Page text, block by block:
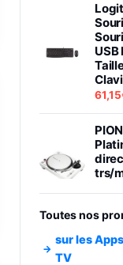
USB
trs/
Toutes nos
sur les
TV